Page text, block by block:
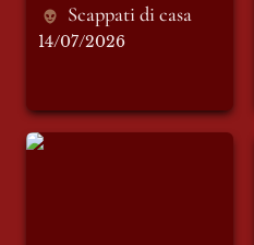
Scappati di casa
14/07/2026
Violetta di Parma